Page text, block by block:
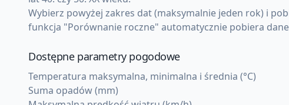
Wybierz powyżej zakres dat (maksymalnie jeden rok) i
funkcja "Porównanie roczne" automatycznie pobiera
Dostępne parametry pogodowe
Temperatura maksymalna, minimalna i średnia (°C)
Suma opadów (mm)